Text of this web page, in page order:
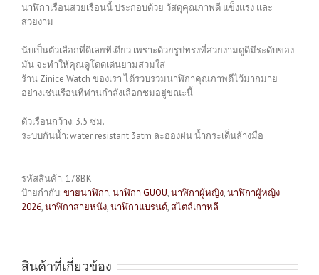
นาฬิกาเรือนสวยเรือนนี้ ประกอบด้วย วัสดุคุณภาพดี แข็งแรง และ
สวยงาม
นับเป็นตัวเลือกที่ดีเลยทีเดียว เพราะด้วยรูปทรงที่สวยงามดูดีมีระดับของ
มัน จะทำให้คุณดูโดดเด่นยามสวมใส่
ร้าน Zinice Watch ของเรา ได้รวบรวมนาฬิกาคุณภาพดีไว้มากมาย
อย่างเช่นเรือนที่ท่านกำลังเลือกชมอยู่ขณะนี้
ตัวเรือนกว้าง: 3.5 ซม.
ระบบกันน้ำ: water resistant 3atm ละอองฝน น้ำกระเด็นล้างมือ
รหัสสินค้า:178BK
ป้ายกำกับ:ขายนาฬิกา,นาฬิกา GUOU,นาฬิกาผู้หญิง,นาฬิกาผู้หญิง
2026,นาฬิกาสายหนัง,นาฬิกาแบรนด์,สไตล์เกาหลี
สินค้าที่เกี่ยวข้อง